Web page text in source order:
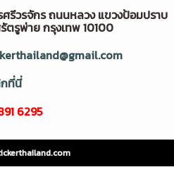
ศรีวรจักร ถนนหลวง แขวงป้อมปราบ
ตรูพ่าย กรุงเทพ 10100
ที่นี่
6295